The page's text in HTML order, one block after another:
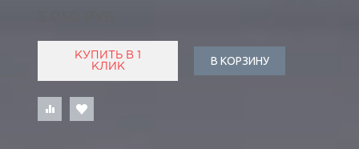
КУПИТЬ В 1
КЛИК
В КОРЗИНУ